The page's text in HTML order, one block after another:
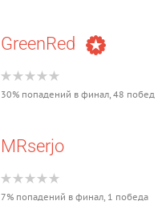
GreenRed
30% попадений в финал, 48 побед
MRserjo
7% попадений в финал, 1 победа